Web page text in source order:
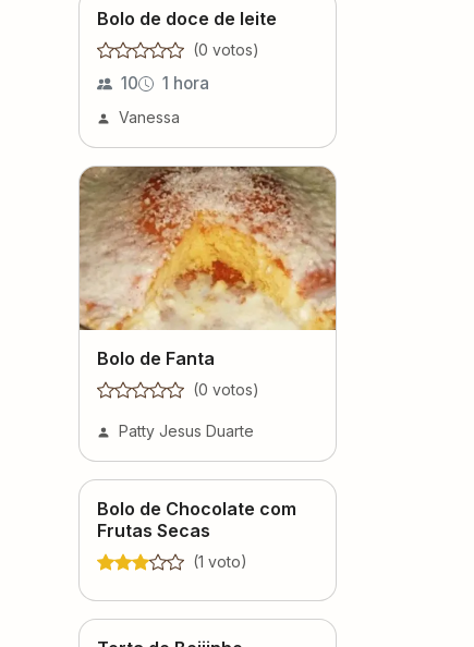
Bolo de doce de leite
(0 votos)
10 1 hora
Vanessa
Bolo de Fanta
(0 votos)
Patty Jesus Duarte
Bolo de Chocolate com
Frutas Secas
(1 voto)